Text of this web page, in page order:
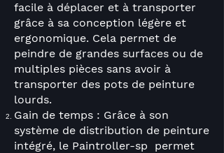
facile à déplacer et à transporter
grâce à sa conception légère et
ergonomique. Cela permet de
peindre de grandes surfaces ou de
multiples pièces sans avoir à
transporter des pots de peinture
lourds.
Gain de temps : Grâce à son
système de distribution de peinture
intégré, le Paintroller-sp permet